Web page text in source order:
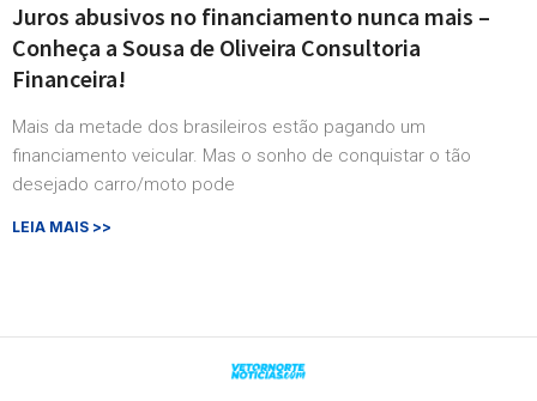
Juros abusivos no financiamento nunca mais –
Conheça a Sousa de Oliveira Consultoria
Financeira!
Mais da metade dos brasileiros estão pagando um
financiamento veicular. Mas o sonho de conquistar o tão
desejado carro/moto pode
LEIA MAIS >>